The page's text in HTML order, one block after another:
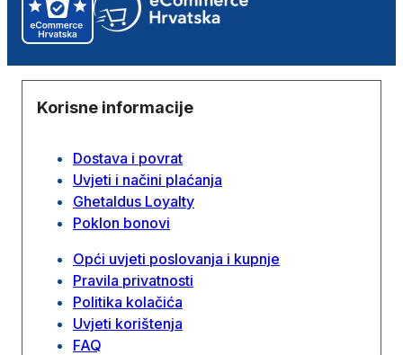
Korisne informacije
Dostava i povrat
Uvjeti i načini plaćanja
Ghetaldus Loyalty
Poklon bonovi
Opći uvjeti poslovanja i kupnje
Pravila privatnosti
Politika kolačića
Uvjeti korištenja
FAQ